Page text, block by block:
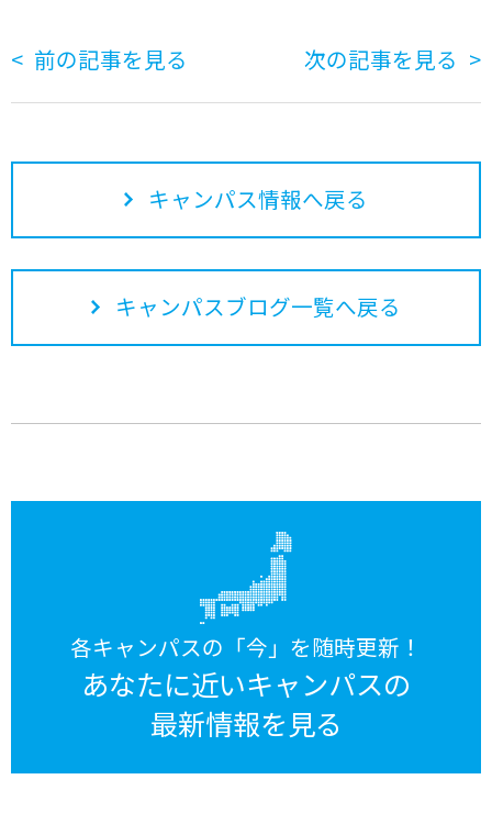
前の記事を見る 次の記事を見る
キャンパス情報へ戻る
キャンパスブログ一覧へ戻る
各キャンパスの「今」を随時更新！
あなたに近いキャンパスの
最新情報を見る